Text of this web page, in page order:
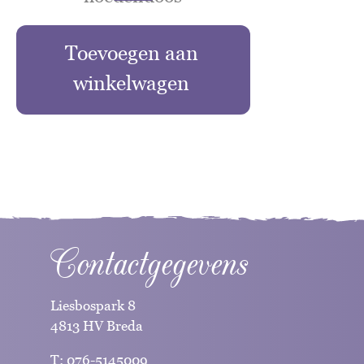
Toevoegen aan
winkelwagen
Contactgegevens
Liesbospark 8
4813 HV Breda
T: 076-5145009